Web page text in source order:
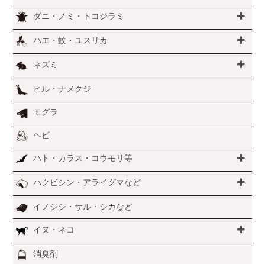
ダニ・ノミ・トコジラミ
ハエ・蚊・ユスリカ
ネズミ
ヒル・ナメクジ
モグラ
ヘビ
ハト・カラス・コウモリ等
ハクビシン・アライグマなど
イノシシ・サル・シカなど
イヌ・ネコ
消臭剤